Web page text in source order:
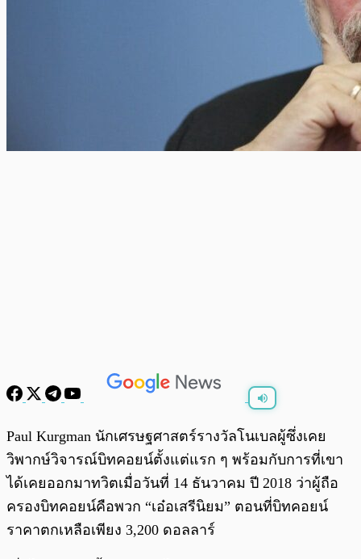
0:00/
Paul Kurgman นักเศรษฐศาสตร์รางวัลโนเบลผู้ซึ่งเคย
วิพากษ์วิจารณ์บิทคอยน์ตั้งแต่แรก ๆ พร้อมกับการที่เขา
ได้เคยออกมาทวิตเมื่อวันที่ 14 ธันวาคม ปี 2018 ว่าผู้ถือ
ครองบิทคอยน์คือพวก “เอ๋อเสรีนิยม” ตอนที่บิทคอยน์
ราคาตกเหลือเพียง 3,200 ดอลลาร์